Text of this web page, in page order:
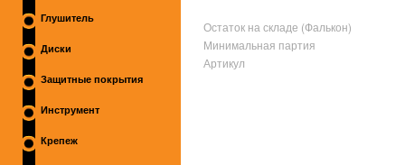
Глушитель
Диски
Защитные покрытия
Инструмент
Крепеж
Остаток на складе (Фалькон)
Минимальная партия
Артикул